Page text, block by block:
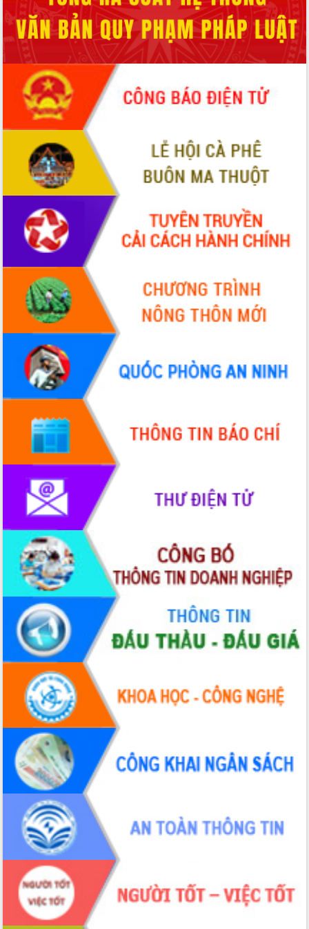
Lắk
Khơi thông điểm nghẽn, đẩy nhanh
giải ngân vốn khắc phục thiên tai
HĐND tỉnh thông qua điều chỉnh Quy
hoạch tỉnh thời kỳ 2021-2030
Hội thảo góp ý hồ sơ điều chỉnh quy
hoạch tỉnh Đắk Lắk thời kỳ 2021-2030,
tầm nhìn đến năm 2050
Nâng cao hiệu quả hoạt động của các
doanh nghiệp nhà nước
Hội nghị triển khai kết nối mạng
truyền số liệu chuyên dùng phục vụ cơ
quan Đảng, Nhà nước
Lễ phát động chuỗi hoạt động chung
tay làm sạch môi trường
Xã Ea Kar bước chuyển mình trong
công tác cải cách hành chính mô hình
UBND tỉnh họp báo định kỳ tháng 4
năm 2026
Hội thảo khoa học “Giải pháp thúc đẩy
phát triển nền kinh tế xanh tại tỉnh
Đắk Lắk”
Tăng cường giám sát, đôn đốc thực
hiện nhiệm vụ quản lý tài sản công
hàng tuần
Tháo gỡ những vướng mắc, đẩy mạnh
công tác cải cách thủ tục hành chính
tại Trung tâm Phục vụ hành chính
công tỉnh
Đắk Lắk: Tôn vinh 46 giải pháp tại Hội
thi Sáng tạo Kỹ thuật 2024 - 2025
Đắk Lắk rà soát, điều chỉnh Đề án 190
về phát triển nuôi trồng thủy sản
Phó Chủ tịch UBND tỉnh Đắk Lắk
Trương Công Thái kiểm tra thực địa
Dự án cao tốc Khánh Hòa - Buôn Ma
Thuột
Định vị cà phê Việt Nam như một “di
sản sống” trong dòng chảy toàn cầu
Xây dựng nông thôn mới: Nâng cao đời
sống người dân từ những mô hình thiết
thực
Quyết liệt tháo gỡ vướng mắc, đẩy
nhanh tiến độ các dự án trọng điểm
trong Khu kinh tế Nam Phú Yên
Hòn Yến phát triển du lịch gắn với bảo
tồn biển
Lấy ý kiến điều chỉnh Quy hoạch tỉnh
Đắk Lắk thời kỳ 2021-2030, tầm nhìn
đến năm 2050
Phát động chiến dịch 30 ngày đêm
giải phóng mặt bằng Tuyến đường bộ
ven biển
Đắk Lắk nỗ lực thúc đẩy tăng trưởng
kinh tế từ 10% trở lên trong Quý
II/2026
Đắk Lắk ký kết thỏa thuận hợp tác về
chuyển đổi số giai đoạn 2026 – 2030
với Tập đoàn Bưu chính Viễn thông
Việt Nam